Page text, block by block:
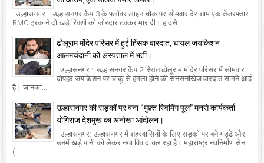
उल्हासनगर : उल्हासनगर कैंप-3 के फ्लॉवर लाइन चौक पर सोमवार देर शाम एक तेजरफ्तार
RMC ट्रक ने दो खड़े रिक्शों को जोरदार टक्कर मार दी। हादसे ...
ढोलूराम मंदिर परिसर में हुई हिंसक वारदात, घायल जयकिशन
आलमचंदानी को अस्पताल में भर्ती।
उल्हासनगर : उल्हासनगर कैंप 2 स्थित ढोलूराम मंदिर परिसर में सोमवार
दोपहर जयकिशन पर चाकू से हमला होने की सनसनीखेज वारदात सामने आई
है। जानका...
उल्हासनगर की सड़कों पर बना “मुफ़्त स्विमिंग पूल” मनसे कार्यकर्ता
योगिराज देशमुख का अनोखा आंदोलन।
उल्हासनगर: उल्हासनगर में शहरवासियों के लिए सड़कों पर बने गड्ढे और
उनमें खड़े पानी को लेकर नया विवाद चल रहा है। महाराष्ट्र नवनिर्माण सेना
(...